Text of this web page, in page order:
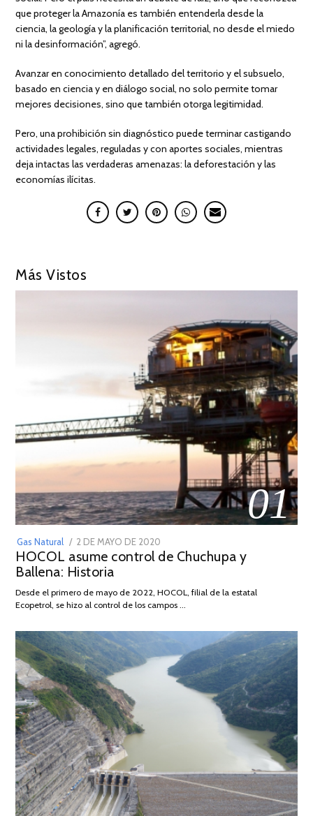
que proteger la Amazonía es también entenderla desde la
ciencia, la geología y la planificación territorial, no desde el miedo
ni la desinformación”, agregó.
Avanzar en conocimiento detallado del territorio y el subsuelo,
basado en ciencia y en diálogo social, no solo permite tomar
mejores decisiones, sino que también otorga legitimidad.
Pero, una prohibición sin diagnóstico puede terminar castigando
actividades legales, reguladas y con aportes sociales, mientras
deja intactas las verdaderas amenazas: la deforestación y las
economías ilícitas.
Más Vistos
01
Gas Natural
POSTED
ON
2 DE MAYO DE 2020
DE
2026
HOCOL asume control de Chuchupa y
Ballena: Historia
Desde el primero de mayo de 2022, HOCOL, filial de la estatal
Ecopetrol, se hizo al control de los campos …